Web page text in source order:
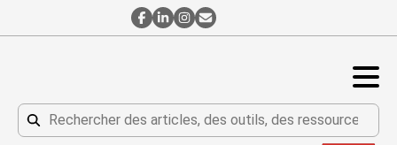
Rechercher
Rechercher
Contact
ContactContactAbonnement